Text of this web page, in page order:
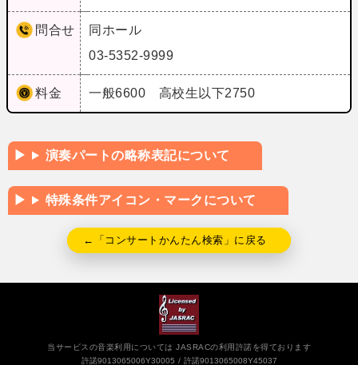
問合せ
同ホール
03-5352-9999
料金 一般6600 高校生以下2750
演奏パートの略称表記について
特殊条件アイコン・マークについて
←「コンサートかんたん検索」に戻る
当サービスの音楽利用については JASRACの利用許諾を得ております
許諾9013065006Y30005
許諾9013065008Y45037